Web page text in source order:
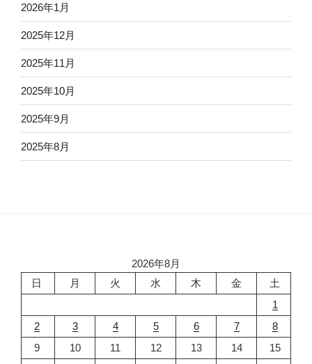
2026年1月
2025年12月
2025年11月
2025年10月
2025年9月
2025年8月
2026年8月
日
月 火 水 木 金
土
1
2
3 4 5 6 7
8
9
10 11 12 13 14
15